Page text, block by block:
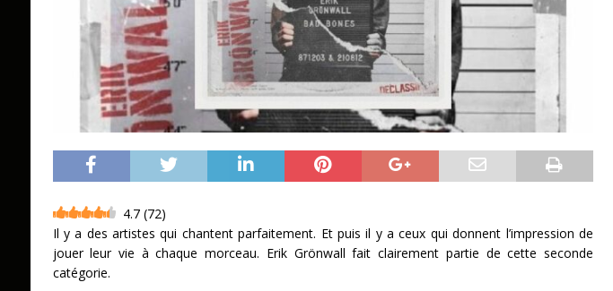
4.7 (72)
Il y a des artistes qui chantent parfaitement. Et puis il y a ceux qui donnent l’impression de
jouer leur vie à chaque morceau. Erik Grönwall fait clairement partie de cette seconde
catégorie.